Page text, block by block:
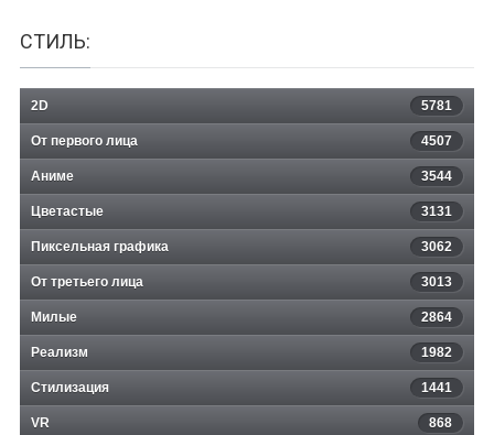
СТИЛЬ:
2D 5781
От первого лица 4507
Аниме 3544
Цветастые 3131
Пиксельная графика 3062
От третьего лица 3013
Милые 2864
Реализм 1982
Стилизация 1441
VR 868